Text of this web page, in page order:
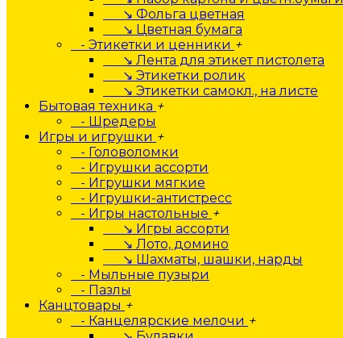
↘ Фольга цветная
↘ Цветная бумага
- Этикетки и ценники +
↘ Лента для этикет пистолета
↘ Этикетки ролик
↘ Этикетки самокл., на листе
Бытовая техника +
- Шредеры
Игры и игрушки +
- Головоломки
- Игрушки ассорти
- Игрушки мягкие
- Игрушки-антистресс
- Игры настольные +
↘ Игры ассорти
↘ Лото, домино
↘ Шахматы, шашки, нарды
- Мыльные пузыри
- Пазлы
Канцтовары +
- Канцелярские мелочи +